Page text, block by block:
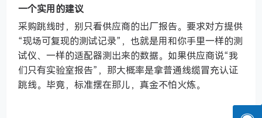
一个实用的建议
采购跳线时，别只看供应商的出厂报告。要求对方提供
“现场可复现的测试记录”，也就是用和你手里一样的测
试仪、一样的适配器测出来的数据。如果供应商说“我
们只有实验室报告”，那大概率是拿普通线缆冒充认证
跳线。毕竟，标准摆在那儿，真金不怕火炼。